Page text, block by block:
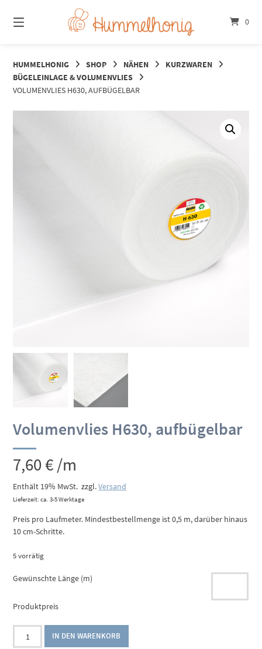
zum
Inhalt
0
HUMMELHONIG SHOP NÄHEN
KURZWAREN
BÜGELEINLAGE & VOLUMENVLIES
VOLUMENVLIES H630, AUFBÜGELBAR
Volumenvlies H630, aufbügelbar
7,60€/m
Enthält 19% MwSt. zzgl.Versand
Lieferzeit: ca. 3-5 Werktage
Preis pro Laufmeter. Mindestbestellmenge ist 0,5 m, darüber hinaus
10 cm-Schritte.
5 vorrätig
Gewünschte Länge (m)
Produktpreis
Volumenvlies
H630,
IN DEN WARENKORB